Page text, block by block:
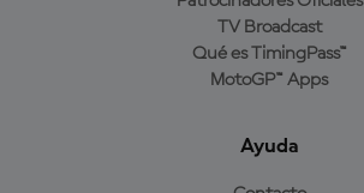
TV Broadcast
Qué es TimingPass™
MotoGP™ Apps
Ayuda